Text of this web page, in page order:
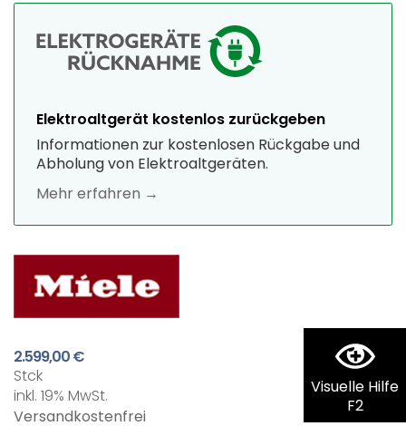
Visuelle Hilfe
F2
Elektroaltgerät kostenlos zurückgeben
Informationen zur kostenlosen Rückgabe und
Abholung von Elektroaltgeräten.
Mehr erfahren →
2.599,00 €
Stck
inkl. 19% MwSt.
Versandkostenfrei